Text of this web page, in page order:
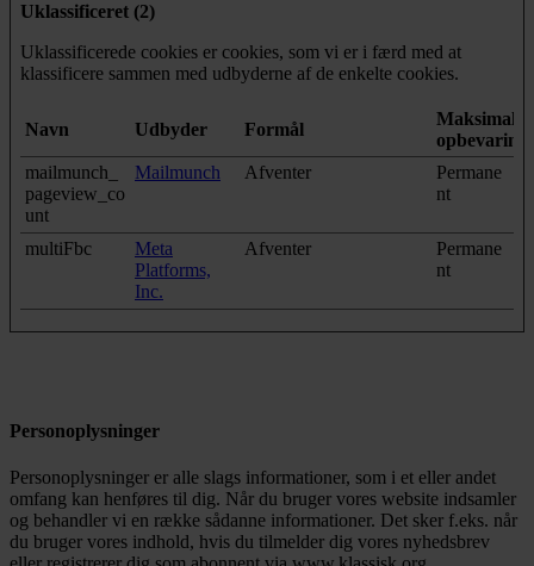
Uklassificeret (2)
Uklassificerede cookies er cookies, som vi er i færd med at
klassificere sammen med udbyderne af de enkelte cookies.
Navn Udbyder Formål
Maksimal
mailmunch_
pageview_co
unt
Mailmunch Afventer
Permane
nt
multiFbc
Meta
Platforms,
Inc.
Afventer
Permane
nt
Personoplysninger
Personoplysninger er alle slags informationer, som i et eller andet
omfang kan henføres til dig. Når du bruger vores website indsamler
og behandler vi en række sådanne informationer. Det sker f.eks. når
du bruger vores indhold, hvis du tilmelder dig vores nyhedsbrev